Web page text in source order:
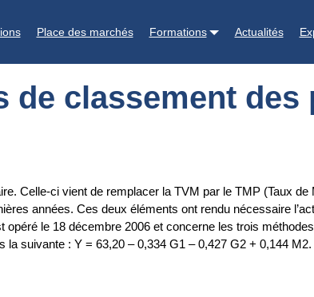
Place des marchés Formations Actualités
de classement des
Celle-ci vient de remplacer la TVM par le TMP (Taux
années. Ces deux éléments ont rendu nécessaire
opéré le 18 décembre 2006 et concerne les trois
suivante : Y = 63,20 – 0,334 G1 – 0,427 G2 + 0,144 M2.